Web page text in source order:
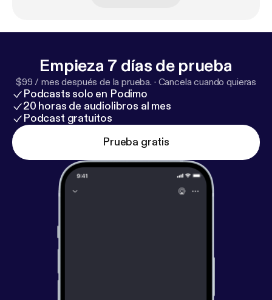
Empieza 7 días de prueba
$99 / mes después de la prueba. · Cancela cuando quieras
Podcasts solo en Podimo
20 horas de audiolibros al mes
Podcast gratuitos
Prueba gratis